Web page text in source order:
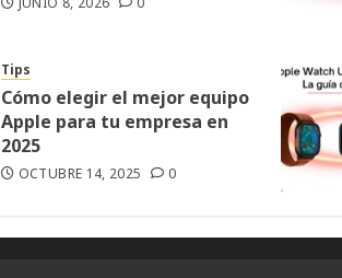
Tips
Cómo elegir el mejor equipo
Apple para tu empresa en
2025
OCTUBRE 14, 2025 0